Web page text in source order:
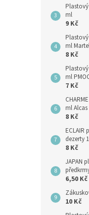
Plastový
ml
9 Kč
ml
8 Kč
Plastový
ml
7 Kč
ml Alcas
8 Kč
ECLAIR
dezerty
8 Kč
JAPAN
6,50 Kč
10 Kč